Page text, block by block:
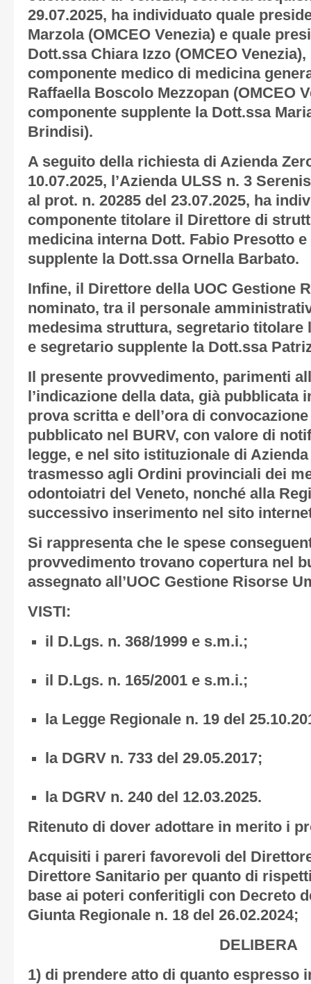
29.07.2025, ha individuato quale
Marzola (OMCEO Venezia) e quale
Dott.ssa Chiara Izzo (OMCEO
componente medico di medicina
Raffaella Boscolo Mezzopan (OMCEO
componente supplente la Dott.ssa
Brindisi).
A seguito della richiesta di Azienda
10.07.2025, l’Azienda ULSS n. 3
al prot. n. 20285 del 23.07.2025, ha
componente titolare il Direttore di
medicina interna Dott. Fabio Presotto
supplente la Dott.ssa Ornella Barbato.
Infine, il Direttore della UOC Gestione
nominato, tra il personale
medesima struttura, segretario titolare
e segretario supplente la Dott.ssa
Il presente provvedimento, parimenti
l’indicazione della data, già pubblicata
prova scritta e dell’ora di
pubblicato nel BURV, con valore di
legge, e nel sito istituzionale di
trasmesso agli Ordini provinciali dei
odontoiatri del Veneto, nonché alla
successivo inserimento nel sito
Si rappresenta che le spese
provvedimento trovano copertura nel
assegnato all’UOC Gestione Risorse
VISTI:
il D.Lgs. n. 368/1999 e s.m.i.;
il D.Lgs. n. 165/2001 e s.m.i.;
la Legge Regionale n. 19 del
la DGRV n. 733 del 29.05.2017;
la DGRV n. 240 del 12.03.2025.
Ritenuto di dover adottare in merito i
Acquisiti i pareri favorevoli del
Direttore Sanitario per quanto di
base ai poteri conferitigli con Decreto
Giunta Regionale n. 18 del 26.02.2024;
DELIBERA
1) di prendere atto di quanto espresso